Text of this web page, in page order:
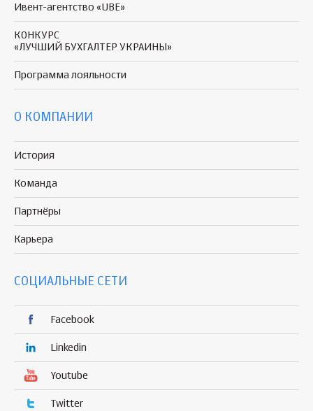
Ивент-агентство «UBE»
КОНКУРС
«ЛУЧШИЙ БУХГАЛТЕР УКРАИНЫ»
Программа лояльности
О КОМПАНИИ
История
Команда
Партнёры
Карьера
СОЦИАЛЬНЫЕ СЕТИ
Facebook
Linkedin
Youtube
Twitter